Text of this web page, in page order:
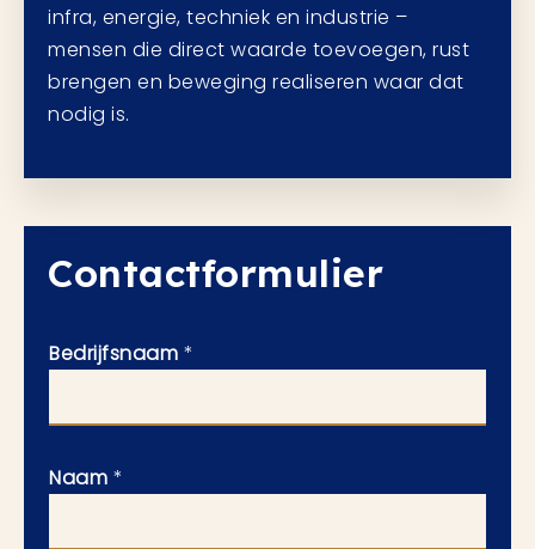
infra, energie, techniek en industrie –
mensen die direct waarde toevoegen, rust
brengen en beweging realiseren waar dat
nodig is.
Contactformulier
Bedrijfsnaam *
Naam *